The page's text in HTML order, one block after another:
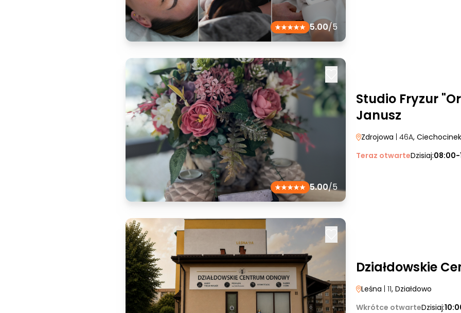
5.00/5
5.00/5
Studio Fryzur
Janusz
Zdrojowa | 46A, Ciechocinek
Teraz otwarteDzisiaj:08:00-
Działdowskie
Leśna | 11, Działdowo
Wkrótce otwarteDzisiaj: